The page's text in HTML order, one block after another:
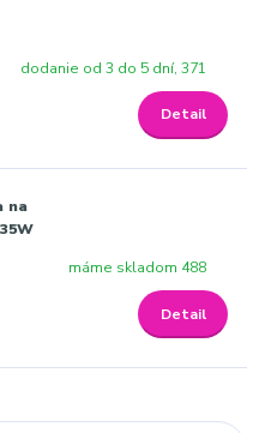
dodanie od 3 do 5 dní, 371
Detail
na
máme skladom 488
Detail